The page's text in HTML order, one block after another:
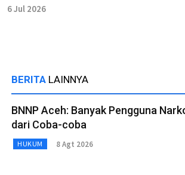
6 Jul 2026
BERITA LAINNYA
BNNP Aceh: Banyak Pengguna
dari Coba-coba
HUKUM 8 Agt 2026